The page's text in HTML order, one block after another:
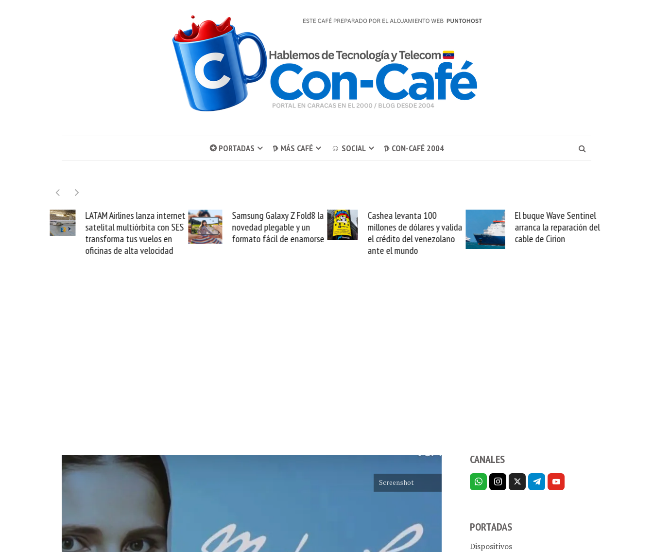
✪ PORTADAS 𖠚 MÁS CAFÉ ☺ SOCIAL 𖠚 CON-CAFÉ 2004
Airlines lanza internet
multiórbita con SES
tus vuelos en
de alta velocidad
Samsung Galaxy Z Fold8 la
novedad plegable y un
formato fácil de enamorse
Cashea levanta 100
millones de dólares y valida
el crédito del venezolano
El buque Wave Sentinel
arranca la reparación del
cable de Cirion
Uber se lleva PedidosYa y
sabemos todo lo que puede
mejorar tecnológicamente
Screenshot
CANALES
PORTADAS
Dispositivos